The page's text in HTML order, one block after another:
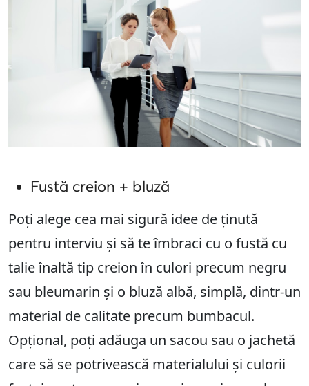
Fustă creion + bluză
Poți alege cea mai sigură idee de ținută
pentru interviu și să te îmbraci cu o fustă cu
talie înaltă tip creion în culori precum negru
sau bleumarin și o bluză albă, simplă, dintr-un
material de calitate precum bumbacul.
Opțional, poți adăuga un sacou sau o jachetă
care să se potrivească materialului și culorii